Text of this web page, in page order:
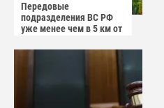
Передовые
подразделения ВС РФ
уже менее чем в 5 км от
Славянска